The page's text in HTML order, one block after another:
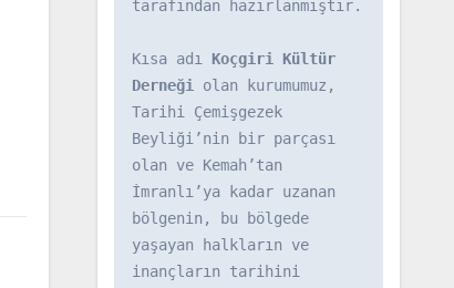
tarafından hazırlanmıştır.
Kısa adı Koçgiri Kültür
Derneği olan kurumumuz,
Tarihi Çemişgezek
Beyliği’nin bir parçası
olan ve Kemah’tan
İmranlı’ya kadar uzanan
bölgenin, bu bölgede
yaşayan halkların ve
inançların tarihini